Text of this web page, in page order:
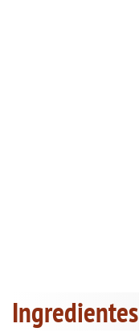
Ingredientes